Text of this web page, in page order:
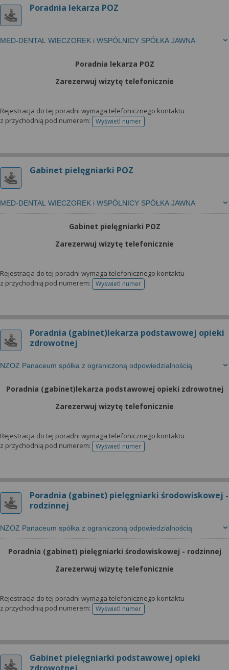
Poradnia lekarza POZ
MED-DENTAL WIECZOREK i WSPÓLNICY SPÓŁKA JAWNA
Poradnia lekarza POZ
Zarezerwuj wizytę telefonicznie
Rejestracja do tej poradni wymaga telefonicznego kontaktu
z przychodnią pod numerem:
Wyświetl numertelefonu do rejestracji
Gabinet pielęgniarki POZ
MED-DENTAL WIECZOREK i WSPÓLNICY SPÓŁKA JAWNA
Gabinet pielęgniarki POZ
Zarezerwuj wizytę telefonicznie
Rejestracja do tej poradni wymaga telefonicznego kontaktu
z przychodnią pod numerem:
Wyświetl numertelefonu do rejestracji
Poradnia (gabinet)lekarza podstawowej opieki
zdrowotnej
NZOZ Panaceum spółka z ograniczoną odpowiedzialnością
Poradnia (gabinet)lekarza podstawowej opieki zdrowotnej
Zarezerwuj wizytę telefonicznie
Rejestracja do tej poradni wymaga telefonicznego kontaktu
z przychodnią pod numerem:
Wyświetl numertelefonu do rejestracji
Poradnia (gabinet) pielęgniarki środowiskowej -
rodzinnej
NZOZ Panaceum spółka z ograniczoną odpowiedzialnością
Poradnia (gabinet) pielęgniarki środowiskowej - rodzinnej
Zarezerwuj wizytę telefonicznie
Rejestracja do tej poradni wymaga telefonicznego kontaktu
z przychodnią pod numerem:
Wyświetl numertelefonu do rejestracji
Gabinet pielęgniarki podstawowej opieki